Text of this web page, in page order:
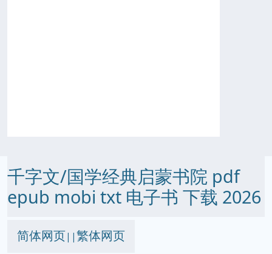
千字文/国学经典启蒙书院 pdf
epub mobi txt 电子书 下载 2026
简体网页||繁体网页